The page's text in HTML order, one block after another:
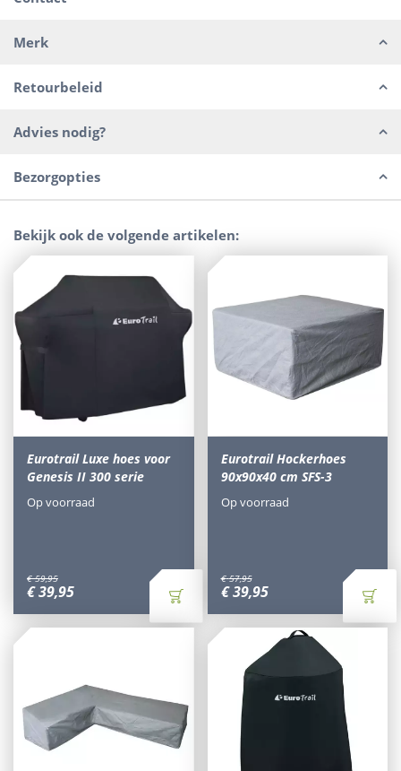
Merk
Retourbeleid
Advies nodig?
Bezorgopties
Bekijk ook de volgende artikelen:
Eurotrail Luxe hoes voor
Genesis II 300 serie
€ 59,95
€39,95
Op voorraad
Eurotrail Hockerhoes
90x90x40 cm SFS-3
€ 57,95
€ 39,95
Op voorraad